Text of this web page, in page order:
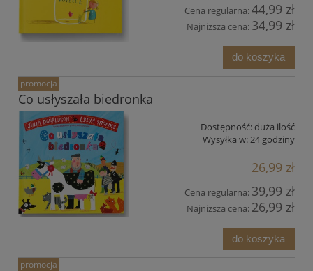
Cena regularna:44,99 zł
Najniższa cena:34,99 zł
do koszyka
Co usłyszała biedronka
Dostępność: duża ilość
Wysyłka w:24 godziny
26,99 zł
Cena regularna:39,99 zł
Najniższa cena:26,99 zł
do koszyka
promocja
promocja